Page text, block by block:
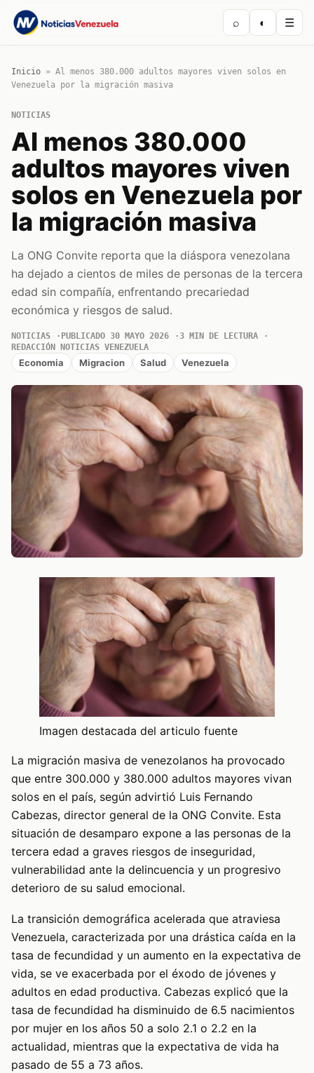
⌕ ◐ ☰
Inicio » Al menos 380.000 adultos mayores viven solos en
Venezuela por la migración masiva
NOTICIAS
Al menos 380.000
adultos mayores viven
solos en Venezuela por
la migración masiva
La ONG Convite reporta que la diáspora venezolana
ha dejado a cientos de miles de personas de la tercera
edad sin compañía, enfrentando precariedad
económica y riesgos de salud.
NOTICIAS PUBLICADO 30 MAYO 2026
3 MIN DE LECTURA
REDACCIÓN NOTICIAS VENEZUELA
Economia Migracion Salud Venezuela
Imagen destacada del articulo fuente
La migración masiva de venezolanos ha provocado
que entre 300.000 y 380.000 adultos mayores vivan
solos en el país, según advirtió Luis Fernando
Cabezas, director general de la ONG Convite. Esta
situación de desamparo expone a las personas de la
tercera edad a graves riesgos de inseguridad,
vulnerabilidad ante la delincuencia y un progresivo
deterioro de su salud emocional.
La transición demográfica acelerada que atraviesa
Venezuela, caracterizada por una drástica caída en la
tasa de fecundidad y un aumento en la expectativa de
vida, se ve exacerbada por el éxodo de jóvenes y
adultos en edad productiva. Cabezas explicó que la
tasa de fecundidad ha disminuido de 6.5 nacimientos
por mujer en los años 50 a solo 2.1 o 2.2 en la
actualidad, mientras que la expectativa de vida ha
pasado de 55 a 73 años.